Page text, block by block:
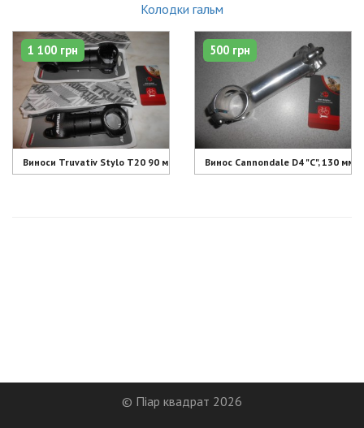
Колодки гальм
Виноси Truvativ Stylo T20 90 мм і 110 мм - 1100 грн
1 100 грн
Винос Cannondale D4 "C", 130 мм,
500 грн
© Піар квадрат 2026